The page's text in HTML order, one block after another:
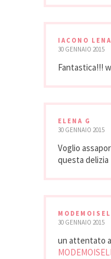
IACONO LENA
30 GENNAIO 2015
Fantastica!!!
ELENA G
30 GENNAIO 2015
Voglio
questa delizia
30 GENNAIO 2015
un attentato